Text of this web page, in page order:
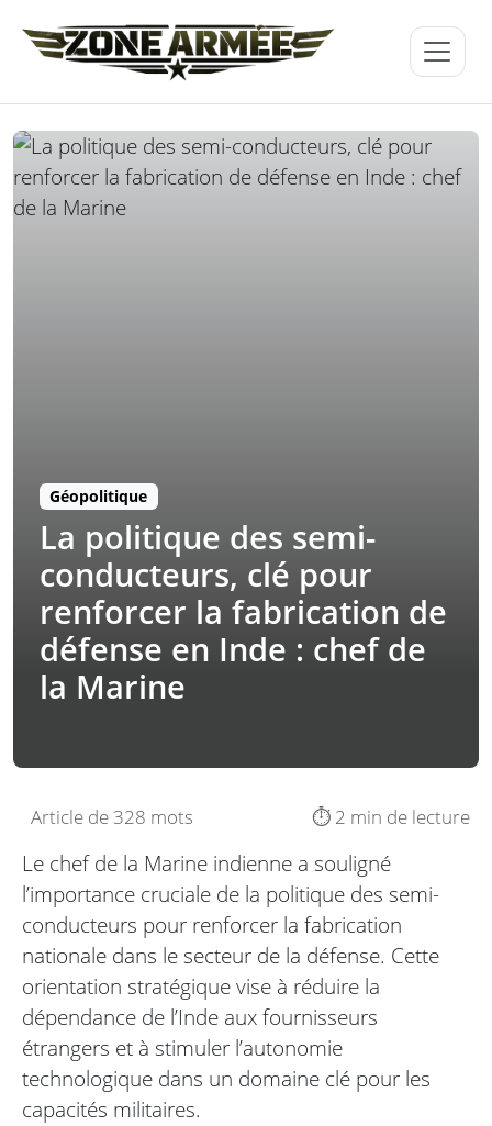
Géopolitique
La politique des semi-
conducteurs, clé pour
renforcer la fabrication de
défense en Inde : chef de
la Marine
Article de 328 mots ⏱️ 2 min de lecture
Le chef de la Marine indienne a souligné
l’importance cruciale de la politique des semi-
conducteurs pour renforcer la fabrication
nationale dans le secteur de la défense. Cette
orientation stratégique vise à réduire la
dépendance de l’Inde aux fournisseurs
étrangers et à stimuler l’autonomie
technologique dans un domaine clé pour les
capacités militaires.